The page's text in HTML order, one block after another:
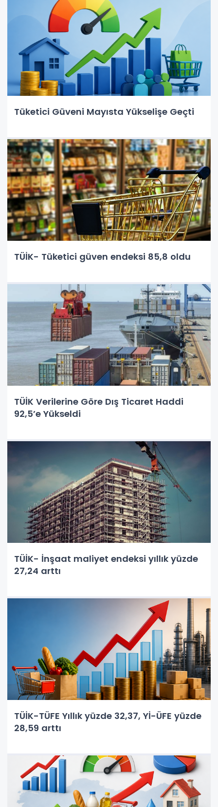
Tüketici Güveni Mayısta Yükselişe Geçti
TÜİK- Tüketici güven endeksi 85,8 oldu
TÜİK Verilerine Göre Dış Ticaret Haddi
92,5’e Yükseldi
TÜİK- İnşaat maliyet endeksi yıllık yüzde
27,24 arttı
TÜİK-TÜFE Yıllık yüzde 32,37, Yİ-ÜFE yüzde
28,59 arttı